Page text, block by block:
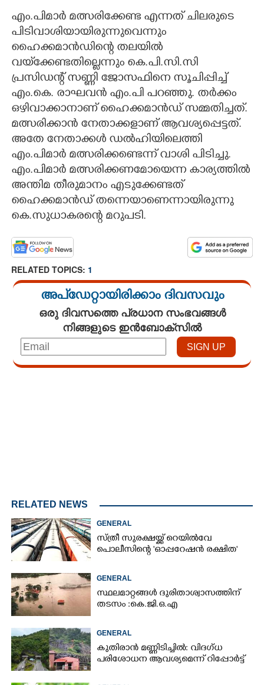
എം.പിമാർ മത്സരിക്കേണ്ട എന്നത് ചിലരുടെ
പിടിവാശിയായിരുന്നുവെന്നും​
ഹൈക്കമാൻഡിന്റെ തലയിൽ
വയ്‌ക്കേണ്ടതില്ലെന്നും കെ.പി.സി.സി
പ്രസിഡന്റ് സണ്ണി ജോസഫിനെ സൂചിപ്പിച്ച്
എം.കെ. രാഘവൻ എം.പി പറഞ്ഞു. തർക്കം
ഒഴിവാക്കാനാണ് ഹൈക്കമാൻഡ് സമ്മതിച്ചത്.
മത്സരിക്കാൻ നേതാക്കളാണ് ആവശ്യപ്പെട്ടത്.
അതേ നേതാക്കൾ ഡൽഹിയിലെത്തി
എം.പിമാർ മത്സരിക്കണ്ടെന്ന് വാശി പിടിച്ചു.
എം.പിമാർ മത്സരിക്കണമോയെന്ന കാര്യത്തിൽ
അന്തിമ തീരുമാനം എടുക്കേണ്ടത്
ഹൈക്കമാൻഡ് തന്നെയാണെന്നായിരുന്നു
കെ.സുധാകരന്റെ മറുപടി.
RELATED TOPICS: 1
അപ്ഡേറ്റായിരിക്കാം ദിവസവും
ഒരു ദിവസത്തെ പ്രധാന സംഭവങ്ങൾ
നിങ്ങളുടെ ഇൻബോക്സിൽ
RELATED NEWS
GENERAL
സ്ത്രീ സുരക്ഷയ്ക്ക് റെയിൽവേ
പൊലീസിന്റെ 'ഓപ്പറേഷൻ രക്ഷിത'
GENERAL
സ്ഥലമാറ്റങ്ങൾ ദുരിതാശ്വാസത്തിന്
തടസം :കെ.ജി.ഒ.എ
GENERAL
കുതിരാൻ മണ്ണിടിച്ചിൽ: വിദഗ്ധ
പരിശോധന ആവശ്യമെന്ന് റിപ്പോർട്ട്